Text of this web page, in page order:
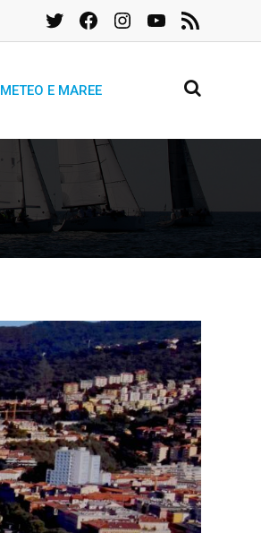
TwitterFacebookInstagramYouTube
Feed
RSS
METEO E MAREE